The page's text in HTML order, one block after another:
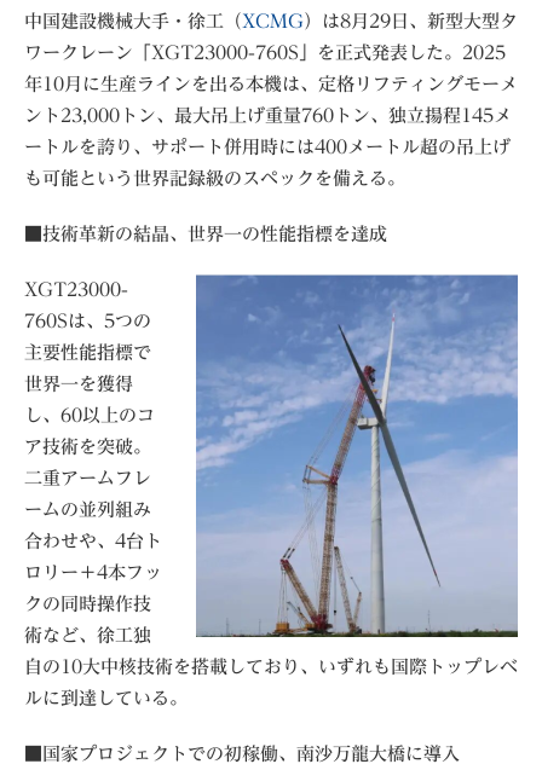
中国建設機械大手・徐工（ XCMG ）は8月29日、新型大型タ
ワークレーン「XGT23000-760S」を正式発表した。2025
年10月に生産ラインを出る本機は、定格リフティングモーメ
ント23,000トン、最大吊上げ重量760トン、独立揚程145メ
ートルを誇り、サポート併用時には400メートル超の吊上げ
も可能という世界記録級のスペックを備える。
■技術革新の結晶、世界一の性能指標を達成
XGT23000-
760Sは、5つの
主要性能指標で
世界一を獲得
し、60以上のコ
ア技術を突破。
二重アームフレ
ームの並列組み
合わせや、4台ト
ロリー＋4本フッ
クの同時操作技
術など、徐工独
自の10大中核技術を搭載しており、いずれも国際トップレベ
ルに到達している。
■国家プロジェクトでの初稼働、南沙万龍大橋に導入